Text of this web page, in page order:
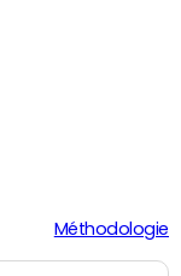
Méthodologie